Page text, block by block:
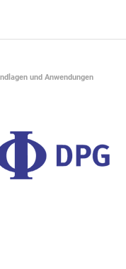
und Anwendungen